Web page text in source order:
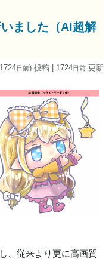
ました（AI超解
日前) 投稿 | 1724日前 更新
、従来より更に高画質